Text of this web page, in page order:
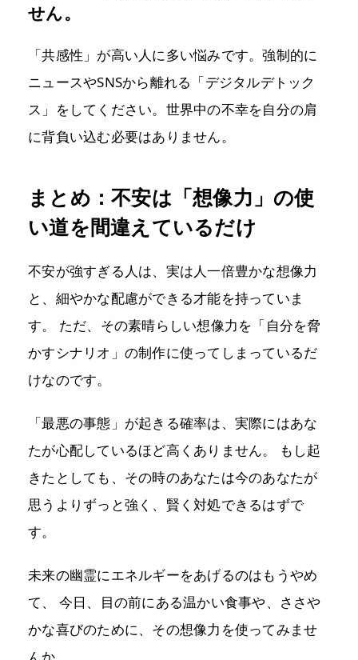
せん。
「共感性」が高い人に多い悩みです。強制的に
ニュースやSNSから離れる「デジタルデトック
ス」をしてください。世界中の不幸を自分の肩
に背負い込む必要はありません。
まとめ：不安は「想像力」の使
い道を間違えているだけ
不安が強すぎる人は、実は人一倍豊かな想像力
と、細やかな配慮ができる才能を持っていま
す。 ただ、その素晴らしい想像力を「自分を脅
かすシナリオ」の制作に使ってしまっているだ
けなのです。
「最悪の事態」が起きる確率は、実際にはあな
たが心配しているほど高くありません。 もし起
きたとしても、その時のあなたは今のあなたが
思うよりずっと強く、賢く対処できるはずで
す。
未来の幽霊にエネルギーをあげるのはもうやめ
て、 今日、目の前にある温かい食事や、ささや
かな喜びのために、その想像力を使ってみませ